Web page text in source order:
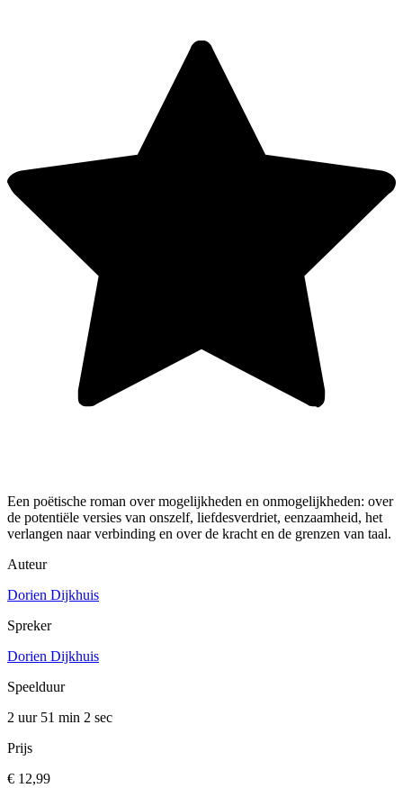
Een poëtische roman over mogelijkheden en onmogelijkheden: over
de potentiële versies van onszelf, liefdesverdriet, eenzaamheid, het
verlangen naar verbinding en over de kracht en de grenzen van taal.
Auteur
Dorien Dijkhuis
Spreker
Dorien Dijkhuis
Speelduur
2 uur 51 min 2 sec
Prijs
€ 12,99